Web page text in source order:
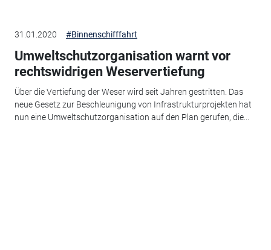
31.01.2020 #Binnenschifffahrt
Umweltschutzorganisation warnt vor
rechtswidrigen Weservertiefung
Über die Vertiefung der Weser wird seit Jahren gestritten. Das
neue Gesetz zur Beschleunigung von Infrastrukturprojekten hat
nun eine Umweltschutzorganisation auf den Plan gerufen, die...